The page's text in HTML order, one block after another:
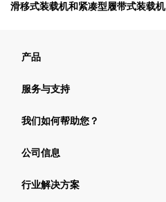
滑移式装载机和紧凑型履带式装载机
产品
服务与支持
我们如何帮助您？
公司信息
行业解决方案